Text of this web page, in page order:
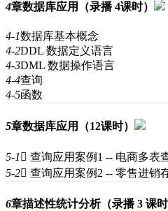
4章数据库应用（录播 4课时）
4-1数据库基本概念
4-2DDL 数据定义语言
4-3DML 数据操作语言
4-4查询
4-5函数
5章数据库应用（12课时）
5-1  查询应用案例1 -- 电商多表
5-2 查询应用案例2 -- 零售进销
6章描述性统计分析（录播 3 课时